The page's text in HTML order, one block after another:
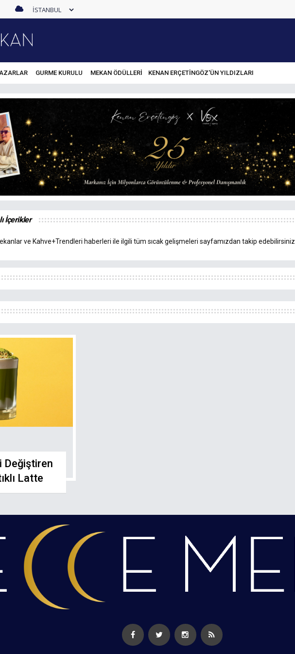
GURME KURULU MEKAN ÖDÜLLERİ KENAN ERÇETINGÖZ'ÜN YILDIZLARI
İçerikler
ve Kahve+Trendleri haberleri ile ilgili tüm sıcak gelişmeleri sayfamızdan takip edebilirsiniz.
Değiştiren
Latte